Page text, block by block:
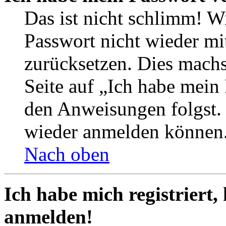
Das ist nicht schlimm!
Passwort nicht wieder
zurücksetzen. Dies
Seite auf „Ich habe
den Anweisungen
wieder anmelden
Nach oben
Ich habe mich
anmelden!